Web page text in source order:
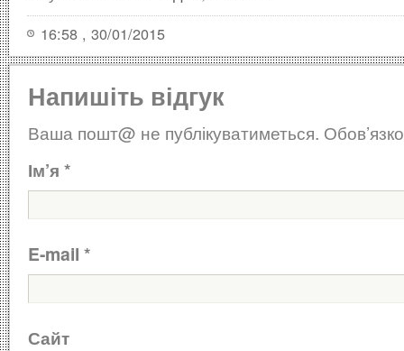
16:58 , 30/01/2015
Напишіть відгук
Ваша пошт@ не публікуватиметься.
Ім’я *
E-mail *
Сайт